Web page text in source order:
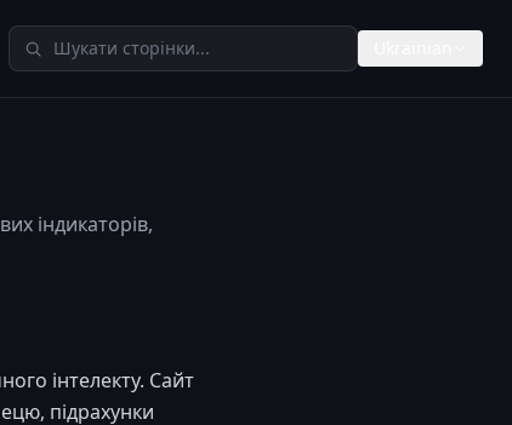
Пошук у TheAIMeters
індикаторів,
інтелекту. Сайт
підрахунки